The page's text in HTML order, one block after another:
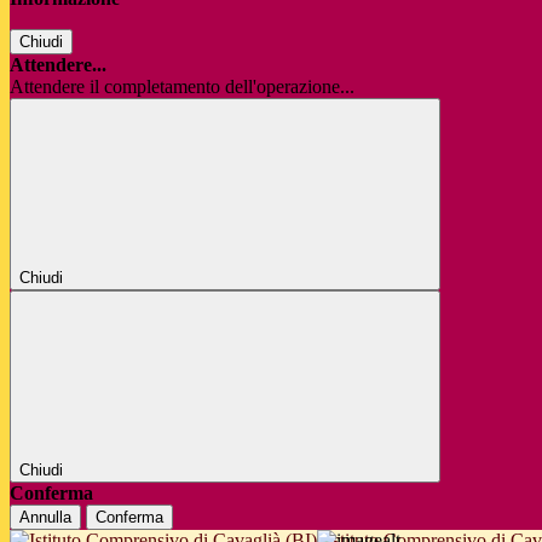
Chiudi
Attendere...
Attendere il completamento dell'operazione...
Chiudi
Chiudi
Conferma
Annulla Conferma